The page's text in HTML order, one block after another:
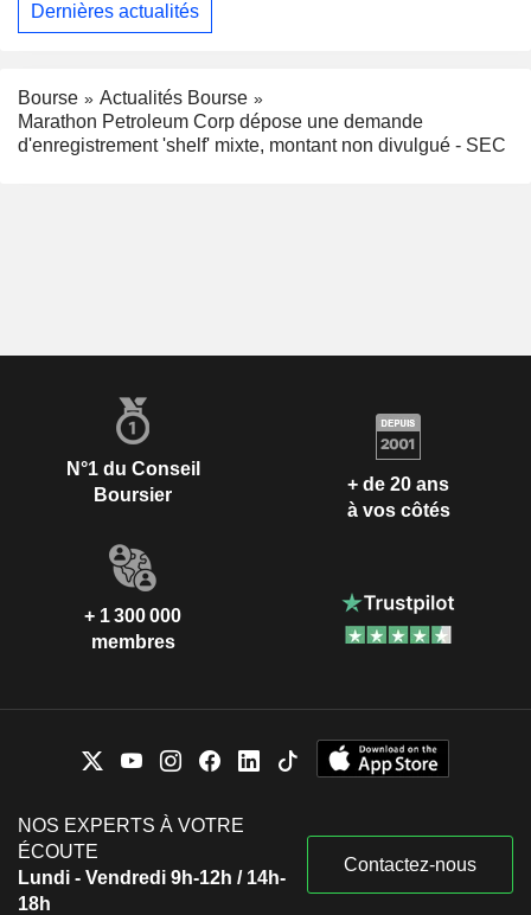
Dernières actualités
Bourse
Actualités Bourse
Marathon Petroleum Corp dépose une demande
d'enregistrement 'shelf' mixte, montant non divulgué - SEC
N°1 du Conseil
Boursier
+ de 20 ans
à vos côtés
+ 1 300 000
membres
NOS EXPERTS À VOTRE
ÉCOUTE
Lundi - Vendredi 9h-12h / 14h-
18h
Contactez-nous